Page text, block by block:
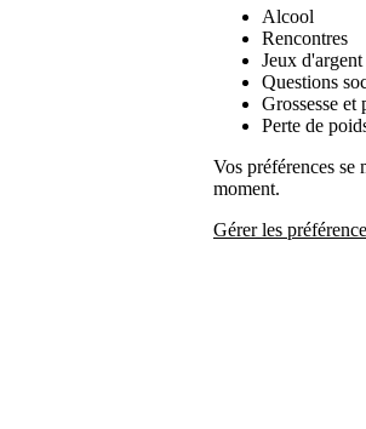
Alcool
Rencontres
Jeux d'argent
Questions
Grossesse et
Perte de
Vos préférences se
moment.
Gérer les